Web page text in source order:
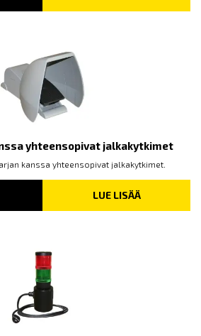
yhteensopivat jalkakytkimet
kanssa yhteensopivat jalkakytkimet.
LUE LISÄÄ